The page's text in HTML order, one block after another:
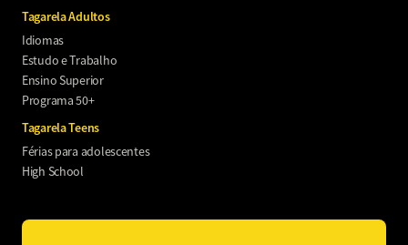
Tagarela Adultos
Idiomas
Estudo e Trabalho
Ensino Superior
Programa 50+
Tagarela Teens
Férias para adolescentes
High School